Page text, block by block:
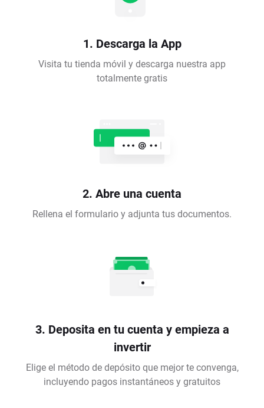
1. Descarga la App
Visita tu tienda móvil y descarga nuestra app
totalmente gratis
2. Abre una cuenta
Rellena el formulario y adjunta tus documentos.
3. Deposita en tu cuenta y empieza a
invertir
Elige el método de depósito que mejor te convenga,
incluyendo pagos instantáneos y gratuitos